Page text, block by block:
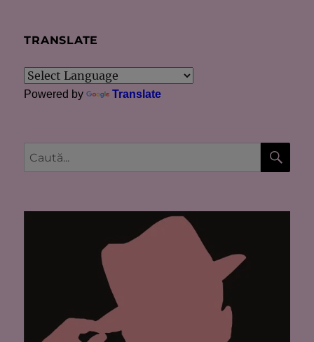
TRANSLATE
Powered by Translate
după: